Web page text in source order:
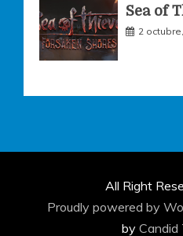
Sea of
2
All Right
Proudly powered by
by Candid